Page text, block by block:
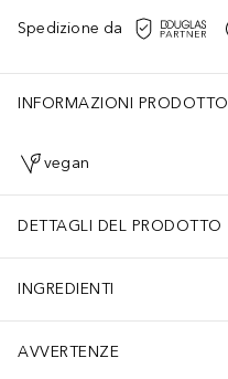
Spedizione da
INFORMAZIONI PRODOTTO
vegan
DETTAGLI DEL PRODOTTO
INGREDIENTI
AVVERTENZE